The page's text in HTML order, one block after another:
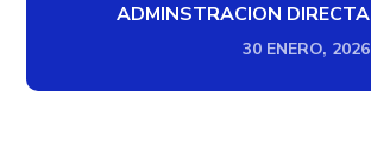
ADMINSTRACION DIRECTA
30 ENERO, 2026